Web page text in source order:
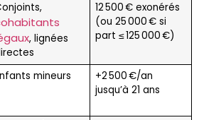
, lignées
12 500 € exonérés
(ou 25 000 € si
part ≤ 125 000 €)
mineurs
+2 500 €/an
jusqu’à 21 ans